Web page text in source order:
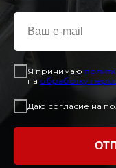
Я принимаю
на обработку
Даю согласие на